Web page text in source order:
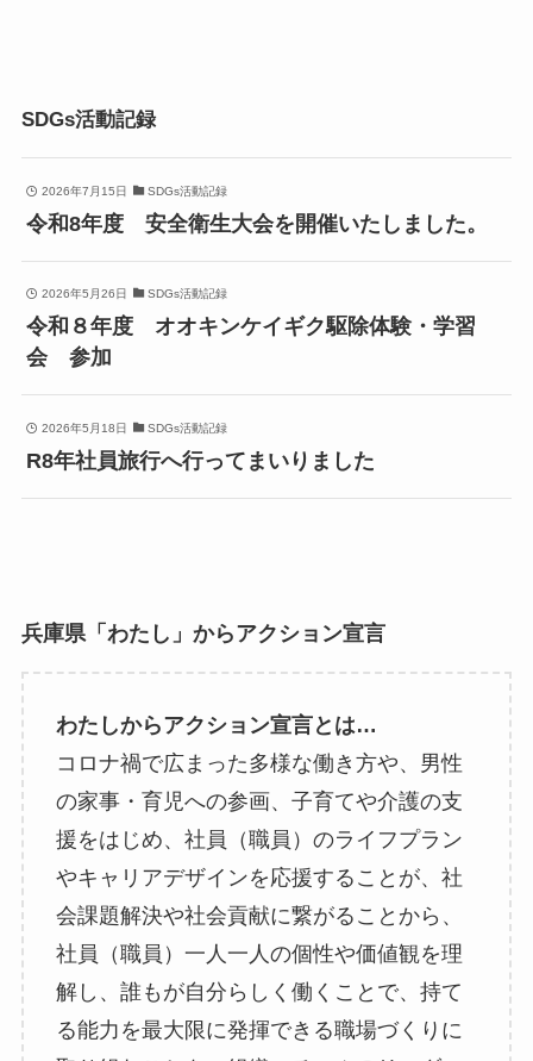
SDGs活動記録
2026年7月15日 SDGs活動記録
令和8年度 安全衛生大会を開催いたしました。
2026年5月26日 SDGs活動記録
令和８年度 オオキンケイギク駆除体験・学習
会 参加
2026年5月18日 SDGs活動記録
R8年社員旅行へ行ってまいりました
兵庫県「わたし」からアクション宣言
わたしからアクション宣言とは…
コロナ禍で広まった多様な働き方や、男性
の家事・育児への参画、子育てや介護の支
援をはじめ、社員（職員）のライフプラン
やキャリアデザインを応援することが、社
会課題解決や社会貢献に繋がることから、
社員（職員）一人一人の個性や価値観を理
解し、誰もが自分らしく働くことで、持て
る能力を最大限に発揮できる職場づくりに